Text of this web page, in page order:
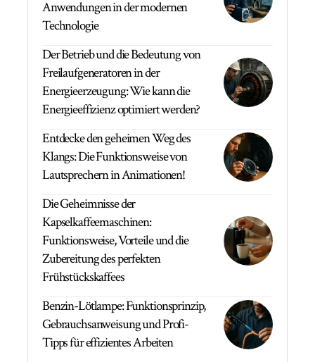
Anwendungen in der modernen
Technologie
Der Betrieb und die Bedeutung von
Freilaufgeneratoren in der
Energieerzeugung: Wie kann die
Energieeffizienz optimiert werden?
Entdecke den geheimen Weg des
Klangs: Die Funktionsweise von
Lautsprechern in Animationen!
Die Geheimnisse der
Kapselkaffeemaschinen:
Funktionsweise, Vorteile und die
Zubereitung des perfekten
Frühstückskaffees
Benzin-Lötlampe: Funktionsprinzip,
Gebrauchsanweisung und Profi-
Tipps für effizientes Arbeiten